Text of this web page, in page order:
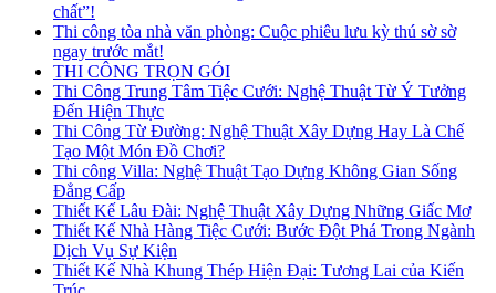
chất”!
Thi công tòa nhà văn phòng: Cuộc phiêu lưu kỳ thú sờ sờ
ngay trước mắt!
THI CÔNG TRỌN GÓI
Thi Công Trung Tâm Tiệc Cưới: Nghệ Thuật Từ Ý Tưởng
Đến Hiện Thực
Thi Công Từ Đường: Nghệ Thuật Xây Dựng Hay Là Chế
Tạo Một Món Đồ Chơi?
Thi công Villa: Nghệ Thuật Tạo Dựng Không Gian Sống
Đẳng Cấp
Thiết Kế Lâu Đài: Nghệ Thuật Xây Dựng Những Giấc Mơ
Thiết Kế Nhà Hàng Tiệc Cưới: Bước Đột Phá Trong Ngành
Dịch Vụ Sự Kiện
Thiết Kế Nhà Khung Thép Hiện Đại: Tương Lai của Kiến